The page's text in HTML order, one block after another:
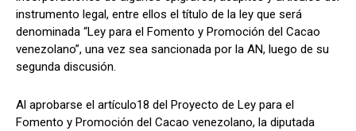
instrumento legal, entre ellos el título de la ley que será
denominada “Ley para el Fomento y Promoción del Cacao
venezolano”, una vez sea sancionada por la AN, luego de su
segunda discusión.
Al aprobarse el artículo18 del Proyecto de Ley para el
Fomento y Promoción del Cacao venezolano, la diputada